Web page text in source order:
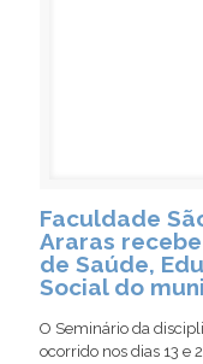
Faculdade
Araras
de Saúde,
Social do
O Seminário da
ocorrido nos dias 13 e